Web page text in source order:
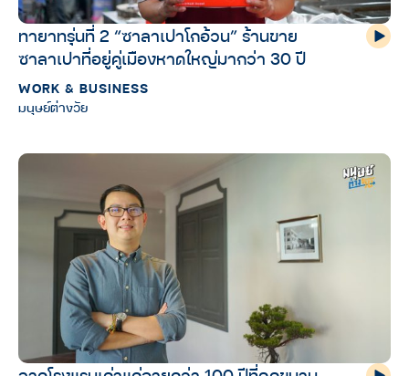
ทายาทรุ่นที่ 2 “ซาลาเปาโกอ้วน” ร้านขาย
ซาลาเปาที่อยู่คู่เมืองหาดใหญ่มากว่า 30 ปี
WORK & BUSINESS
มนุษย์ต่างวัย